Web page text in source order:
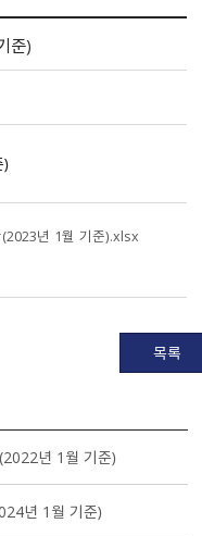
）
2023년 1월 기준）.xlsx
목록
년 1월 기준）
년 1월 기준）